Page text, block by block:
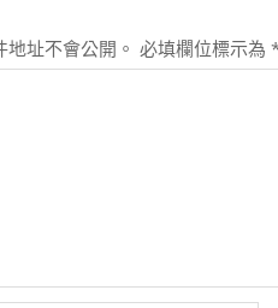
址不會公開。 必填欄位標示為